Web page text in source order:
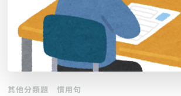
其他分類題 慣用句